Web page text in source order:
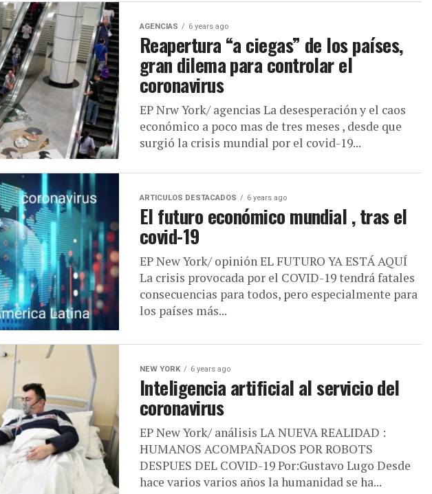
AGENCIAS 6 years ago
Reapertura “a ciegas” de los países,
gran dilema para controlar el
coronavirus
EP Nrw York/ agencias La desesperación y el caos
económico a poco mas de tres meses , desde que
surgió la crisis mundial por el covid-19...
ARTICULOS DESTACADOS 6 years ago
El futuro económico mundial , tras el
covid-19
EP New York/ opinión EL FUTURO YA ESTÁ AQUÍ
La crisis provocada por el COVID-19 tendrá fatales
consecuencias para todos, pero especialmente para
los países más...
NEW YORK 6 years ago
Inteligencia artificial al servicio del
coronavirus
EP New York/ análisis LA NUEVA REALIDAD :
HUMANOS ACOMPAÑADOS POR ROBOTS
DESPUES DEL COVID-19 Por:Gustavo Lugo Desde
hace varios varios años la humanidad se ha...